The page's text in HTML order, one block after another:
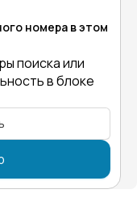
номера в этом
поиска или
в блоке